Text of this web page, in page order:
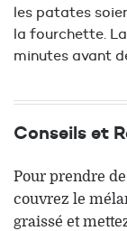
les patates
la fourchette.
minutes avant
Conseils et
Pour prendre
couvrez le
graissé et